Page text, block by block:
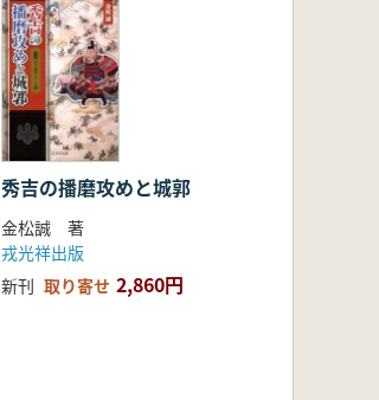
秀吉の播磨攻めと城郭
金松誠 著
戎光祥出版
新刊 取り寄せ 2,860円